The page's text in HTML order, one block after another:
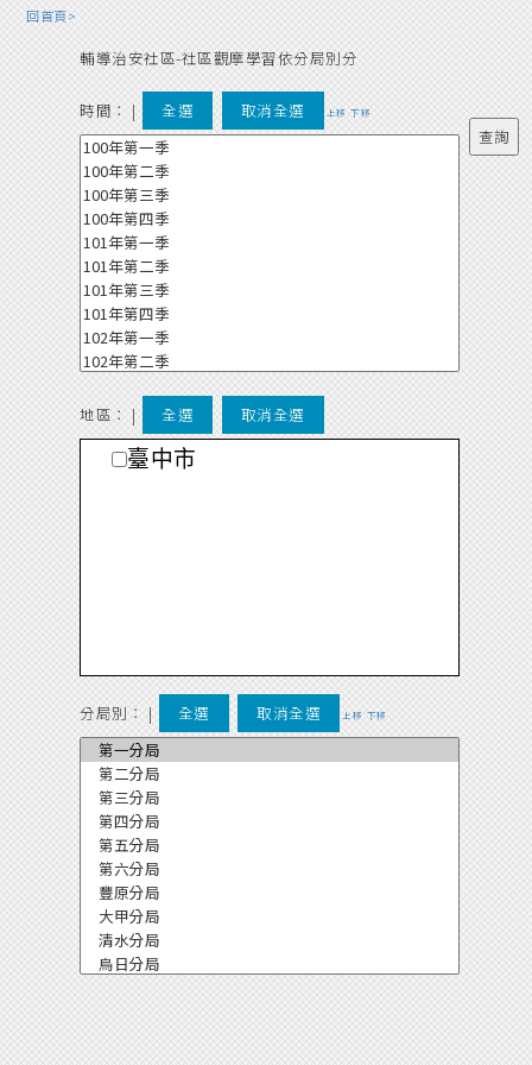
回首頁>
輔導治安社區-社區觀摩學習依分局別分
時間： | 全選 取消全選 上移 下移
地區： | 全選 取消全選
臺中市
分局別： | 全選 取消全選 上移 下移